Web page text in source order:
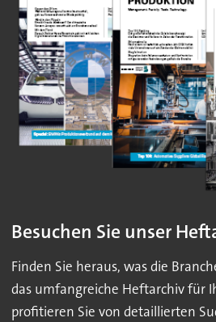
Besuchen Sie unser
Finden Sie heraus, was die
das umfangreiche Heftarchiv für
profitieren Sie von detaillierten